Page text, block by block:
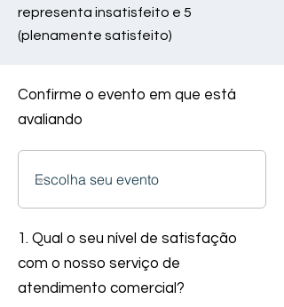
representa insatisfeito e 5
(plenamente satisfeito)
Confirme o evento em que está
avaliando
1. Qual o seu nível de satisfação
com o nosso serviço de
atendimento comercial?